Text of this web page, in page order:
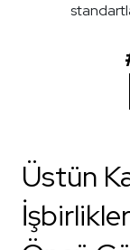
Üstün